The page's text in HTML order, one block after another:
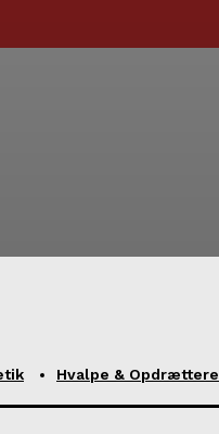
Hvalpe & Opdrættere